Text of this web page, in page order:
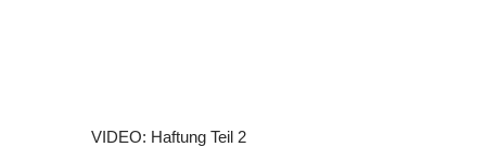
VIDEO: Haftung Teil 2